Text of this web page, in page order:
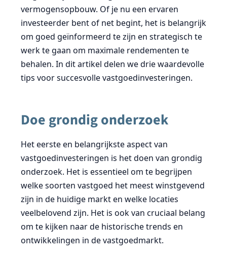
vermogensopbouw. Of je nu een ervaren
investeerder bent of net begint, het is belangrijk
om goed geïnformeerd te zijn en strategisch te
werk te gaan om maximale rendementen te
behalen. In dit artikel delen we drie waardevolle
tips voor succesvolle vastgoedinvesteringen.
Doe grondig onderzoek
Het eerste en belangrijkste aspect van
vastgoedinvesteringen is het doen van grondig
onderzoek. Het is essentieel om te begrijpen
welke soorten vastgoed het meest winstgevend
zijn in de huidige markt en welke locaties
veelbelovend zijn. Het is ook van cruciaal belang
om te kijken naar de historische trends en
ontwikkelingen in de vastgoedmarkt.